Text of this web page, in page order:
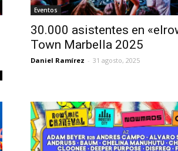
Eventos
30.000 asistentes en
Town Marbella 2025
Daniel Ramírez - 31 agosto, 2025